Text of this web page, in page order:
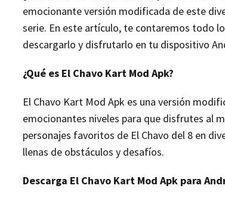
emocionante versión modificada de este
serie. En este artículo, te contaremos todo
descargarlo y disfrutarlo en tu dispositivo
¿Qué es El Chavo Kart Mod Apk?
El Chavo Kart Mod Apk es una versión
emocionantes niveles para que disfrutes al
personajes favoritos de El Chavo del 8 en
llenas de obstáculos y desafíos.
Descarga El Chavo Kart Mod Apk para